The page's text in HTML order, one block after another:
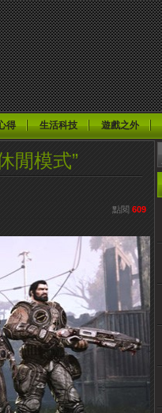
得 生活科技 遊戲之外
閒模式”
點閱 609